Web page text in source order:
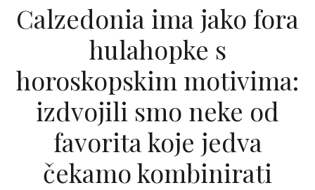
Calzedonia ima jako fora
hulahopke s
horoskopskim motivima:
izdvojili smo neke od
favorita koje jedva
čekamo kombinirati